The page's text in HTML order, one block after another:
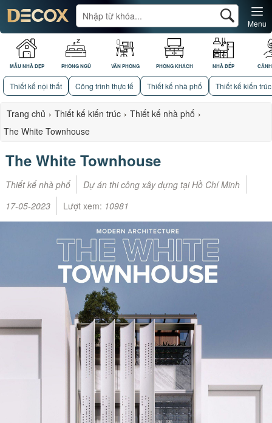
MẪU NHÀ ĐẸP PHÒNG NGỦ VĂN PHÒNG PHÒNG KHÁCH NHÀ BẾP
Menu
Thiết kế nội thất Công trình thực tế Thiết kế nhà phố Thiết kế kiến trúc
Trang chủ › Thiết kế kiến trúc › Thiết kế nhà phố ›
The White Townhouse
The White Townhouse
Thiết kế nhà phố
Dự án thi công xây dựng tại Hồ Chí Minh
17-05-2023
Lượt xem: 10981